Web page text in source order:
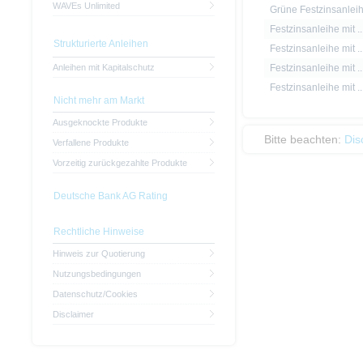
Grüne
Festzinsanleihe mit
Festzinsanleihe mit
Festzinsanleihe mit
Festzinsanleihe mit
Bitte beachten:
WAVEs Unlimited
Strukturierte Anleihen
Anleihen mit Kapitalschutz
Nicht mehr am Markt
Ausgeknockte Produkte
Verfallene Produkte
Vorzeitig zurückgezahlte Produkte
Deutsche Bank AG Rating
Rechtliche Hinweise
Hinweis zur Quotierung
Nutzungsbedingungen
Datenschutz/Cookies
Disclaimer